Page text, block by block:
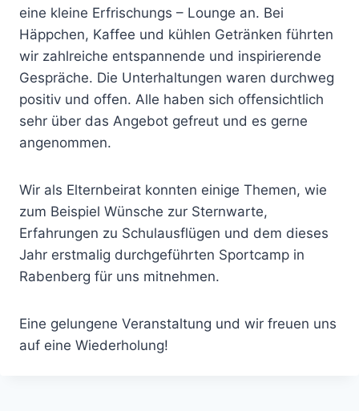
eine kleine Erfrischungs – Lounge an. Bei
Häppchen, Kaffee und kühlen Getränken führten
wir zahlreiche entspannende und inspirierende
Gespräche. Die Unterhaltungen waren durchweg
positiv und offen. Alle haben sich offensichtlich
sehr über das Angebot gefreut und es gerne
angenommen.
Wir als Elternbeirat konnten einige Themen, wie
zum Beispiel Wünsche zur Sternwarte,
Erfahrungen zu Schulausflügen und dem dieses
Jahr erstmalig durchgeführten Sportcamp in
Rabenberg für uns mitnehmen.
Eine gelungene Veranstaltung und wir freuen uns
auf eine Wiederholung!